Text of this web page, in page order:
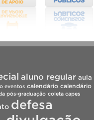
aluno regular aula
eventos calendário calendário
pós-graduação coleta capes
defesa